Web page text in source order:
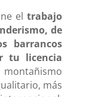
eltrabajo
de
barrancos
tu licencia
más